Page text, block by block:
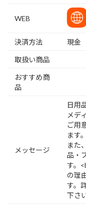
WEB
決済方法 現金
取扱い商品
おすすめ商
品
メッセージ
日用
メデ
ご用
ます。
また
品・
す。
の理
す。
下さ